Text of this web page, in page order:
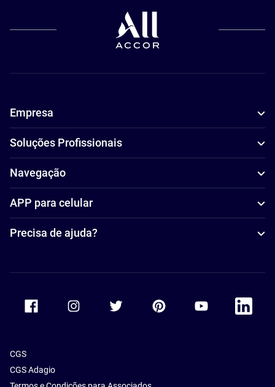
Empresa
Soluções Profissionais
Navegação
APP para celular
Precisa de ajuda?
Accor Facebook Accor TwitterAccor PinterestAccor Youtube
Accor
CGS
CGS Adagio